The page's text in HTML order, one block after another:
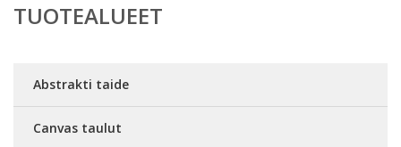
TUOTEALUEET
Abstrakti taide
Canvas taulut